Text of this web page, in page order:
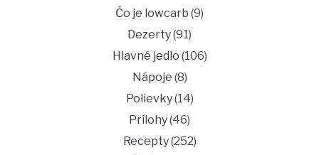
Čo je lowcarb (9)
Dezerty(91)
Hlavné jedlo (106)
Nápoje (8)
Polievky(14)
Prílohy(46)
Recepty(252)